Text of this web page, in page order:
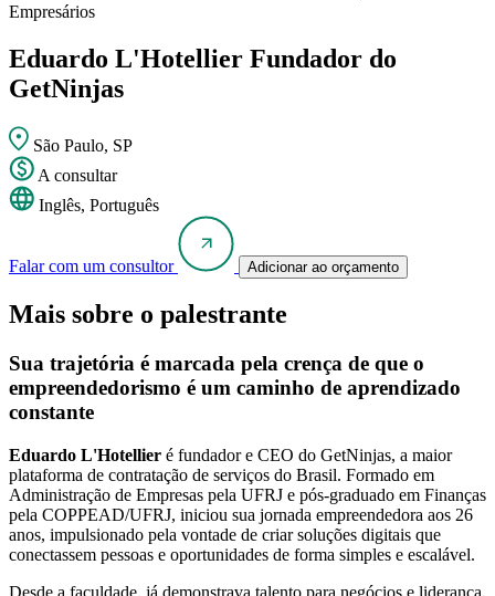
Empresários
Eduardo L'Hotellier Fundador do
GetNinjas
São Paulo, SP
A consultar
Inglês, Português
Falar com um consultor Adicionar ao orçamento
Mais sobre o palestrante
Sua trajetória é marcada pela crença de que o
empreendedorismo é um caminho de aprendizado
constante
Eduardo L'Hotellier é fundador e CEO do GetNinjas, a maior
plataforma de contratação de serviços do Brasil. Formado em
Administração de Empresas pela UFRJ e pós-graduado em Finanças
pela COPPEAD/UFRJ, iniciou sua jornada empreendedora aos 26
anos, impulsionado pela vontade de criar soluções digitais que
conectassem pessoas e oportunidades de forma simples e escalável.
Desde a faculdade, já demonstrava talento para negócios e liderança,